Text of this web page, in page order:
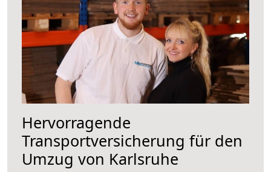
Hervorragende
Transportversicherung für den
Umzug von Karlsruhe